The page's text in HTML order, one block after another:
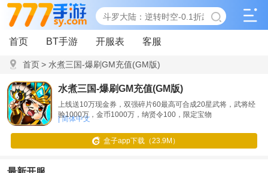
首页 BT手游 开服表 客服
首页> 水煮三国-爆刷GM充值(GM版)
水煮三国-爆刷GM充值(GM版)
上线送10万现金券，双强碎片60最高可合成20星武将，武将经
验1000万，金币1000万，纳贤令100，限定宝物
| 简体中文
盒子app下载（23.9M）